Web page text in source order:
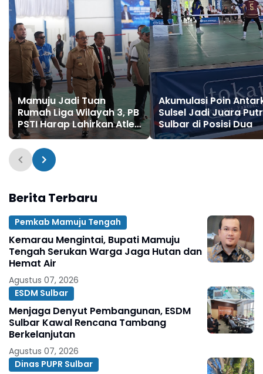
Mamuju Jadi Tuan
Rumah Liga Wilayah 3, PB
PSTI Harap Lahirkan Atlet
Nasional
Akumulasi Poin
Sulsel Jadi Juara
Sulbar di Posisi Dua
Berita Terbaru
Pemkab Mamuju Tengah
Kemarau Mengintai, Bupati Mamuju
Tengah Serukan Warga Jaga Hutan dan
Hemat Air
Agustus 07, 2026
ESDM Sulbar
Menjaga Denyut Pembangunan, ESDM
Sulbar Kawal Rencana Tambang
Berkelanjutan
Agustus 07, 2026
Dinas PUPR Sulbar